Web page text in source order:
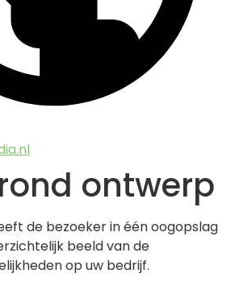
ontwerp
de bezoeker in één oogopslag
beeld van de
op uw bedrijf.